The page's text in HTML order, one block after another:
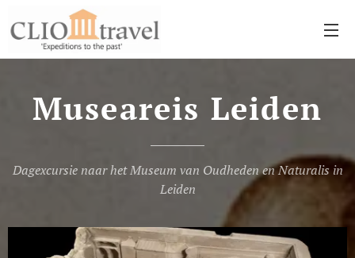
Museareis Leiden
Dagexcursie naar het Museum van Oudheden en Naturalis in
Leiden